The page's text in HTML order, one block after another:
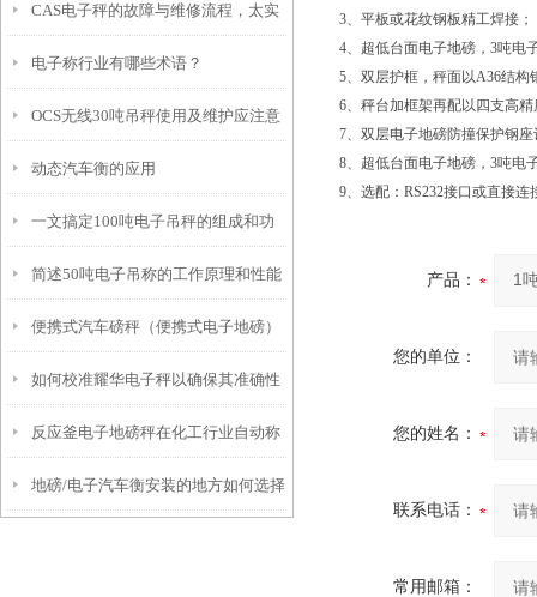
CAS电子秤的故障与维修流程，太实
用了
电子称行业有哪些术语？
OCS无线30吨吊秤使用及维护应注意
重点要素
动态汽车衡的应用
一文搞定100吨电子吊秤的组成和功
能特点
简述50吨电子吊称的工作原理和性能
优点
便携式汽车磅秤（便携式电子地磅）
便携式汽车衡维修
如何校准耀华电子秤以确保其准确性
和稳定性？
反应釜电子地磅秤在化工行业自动称
重系统的应该的操作
地磅/电子汽车衡安装的地方如何选择
3、平板或花纹钢板精工焊接；
4、超低台面电子地磅，3吨电
5、双层护框，秤面以A36结
6、秤台加框架再配以四支高
7、双层电子地磅防撞保护钢座
8、超低台面电子地磅，3吨电
9、选配：RS232接口或直接连
产品：
您的单位：
您的姓名：
联系电话：
常用邮箱：